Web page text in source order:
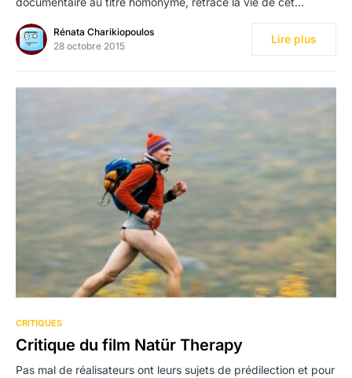
Rénata Charikiopoulos
28 octobre 2015
Lire plus
CRITIQUES
Critique du film Natür Therapy
Pas mal de réalisateurs ont leurs sujets de prédilection et pour